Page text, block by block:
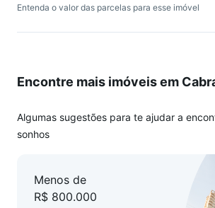
Graciosa Country Club e terminal do Cabral.
- Área privativa de 127,04m²
- Área total de 153,28m²
- 4 Banheiros
- Semimobiliado
Entenda o valor das parcelas para esse imóvel
Encontre mais imóveis em
Algumas sugestões para te ajudar a
sonhos
Menos de
R$ 800.000